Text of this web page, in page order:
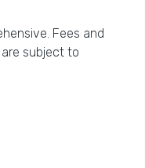
Fees and
subject to